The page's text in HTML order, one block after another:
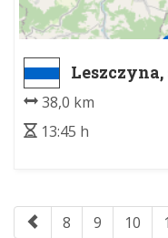
38,0 km
13:45 h
8 9 10